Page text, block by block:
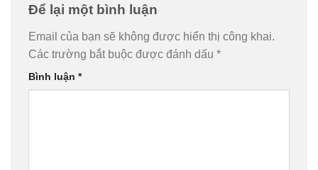
Để lại một bình luận
Email của bạn sẽ không được hiển thị công khai.
Các trường bắt buộc được đánh dấu *
Bình luận *